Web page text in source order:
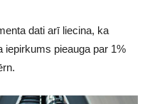
dati arī liecina, ka
iepirkums pieauga par 1%